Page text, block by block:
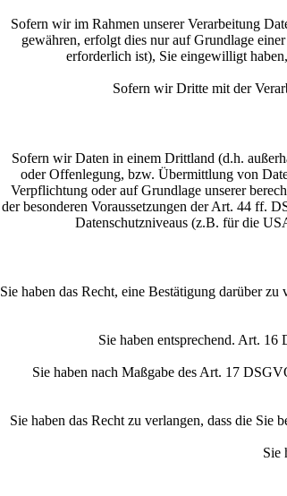
Sofern wir im Rahmen unserer Verarbeitung
gewähren, erfolgt dies nur auf Grundlage
erforderlich ist), Sie eingewilligt
Sofern wir Dritte mit der
Sofern wir Daten in einem Drittland (d.h.
oder Offenlegung, bzw. Übermittlung von
Verpflichtung oder auf Grundlage unserer
der besonderen Voraussetzungen der Art. 44 ff.
Datenschutzniveaus (z.B. für die
Sie haben das Recht, eine Bestätigung darüber
Sie haben entsprechend. Art.
Sie haben nach Maßgabe des Art. 17
Sie haben das Recht zu verlangen, dass die
Sie